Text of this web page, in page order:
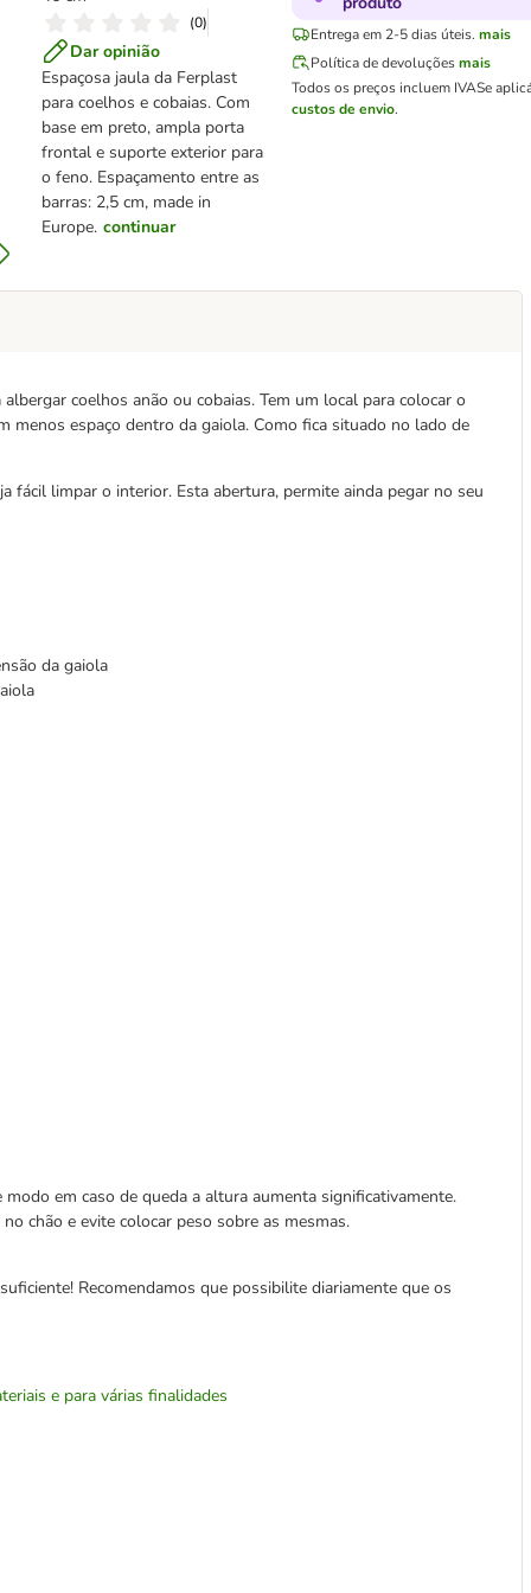
(0)
Dar opinião
Espaçosa jaula da Ferplast
para coelhos e cobaias. Com
base em preto, ampla porta
frontal e suporte exterior para
o feno. Espaçamento entre as
barras: 2,5 cm, made in
Europe. continuar
Entrega em 2-5 dias úteis. mais
Política de devoluçõesmais
Todos os preços incluem IVASe
custos de envio.
coelhos anão ou cobaias. Tem um local para colocar o
menos espaço dentro da gaiola. Como fica situado no lado de
fácil limpar o interior. Esta abertura, permite ainda pegar no seu
da gaiola
em caso de queda a altura aumenta significativamente.
chão e evite colocar peso sobre as mesmas.
Recomendamos que possibilite diariamente que os
e para várias finalidades